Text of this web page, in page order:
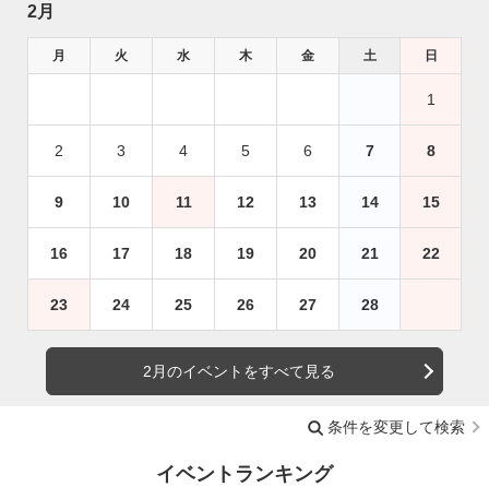
2月
月 火 水 木 金 土 日
1
2 3 4 5 6 7 8
9 10 11 12 13 14 15
16 17 18 19 20 21 22
23 24 25 26 27 28
2月のイベントをすべて見る
条件を変更して検索
イベントランキング